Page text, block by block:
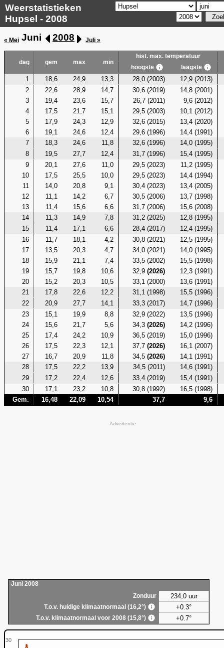
Weerstatistieken
Hupsel - 2008
« Mei Juni 2008 Juli »
dag gem max min
hist. max. temperatuur
hoogste
laagste
1 18,6 24,9 13,3 28,0 (2003)
12,9 (2013)
2
22,6 28,9 14,7 30,6 (2019)
14,8 (2001)
3
19,4 23,6 15,7 26,7 (2011)
9,6 (2012)
4
17,5 21,7 15,1 29,5 (2003)
10,1 (2012)
5
17,9 24,3 12,9 32,6 (2015)
13,4 (2020)
6
19,1 24,6 12,4 29,6 (1996)
14,4 (1991)
7
18,3 24,6 11,8 32,6 (1996)
14,0 (1995)
8
19,5 27,7 12,4 31,7 (1996)
15,4 (1995)
9
20,1 27,6 11,0 29,5 (2023)
11,2 (1995)
10
17,5 25,5 10,0 29,5 (2023)
14,4 (1994)
11
14,0 20,8 9,1 30,4 (2023)
13,4 (2005)
12
11,1 14,2 6,7 30,5 (2006)
13,7 (1998)
13
11,4 15,6 6,6 31,7 (2006)
15,6 (2008)
14
11,3 14,9 7,8 31,2 (2025)
12,8 (1995)
15
11,4 17,1 6,6 28,4 (2017)
12,4 (1995)
16
11,7 18,1 4,2 30,8 (2021)
12,5 (1995)
17
13,5 20,3 4,7 34,0 (2021)
14,0 (1995)
18
15,9 21,1 7,4 33,5 (2002)
15,5 (1998)
19
15,7 19,8 10,6 32,9(2026)
12,3 (1991)
20
15,2 20,3 10,5 33,1 (2000)
13,6 (1991)
21
17,8 22,6 12,2 31,1 (1998)
15,5 (1996)
22
20,9 27,7 14,1 33,3 (2017)
14,7 (1996)
23
15,1 19,9 8,8 32,9 (2022)
13,5 (1996)
24
15,6 21,7 5,6 34,3(2026)
14,2 (1996)
25
17,4 24,2 10,9 36,5 (2019)
15,0 (1996)
26
17,5 22,3 12,1 37,7(2026)
16,1 (2007)
27
16,7 20,9 11,8 34,5(2026)
14,1 (1991)
28
17,5 22,2 13,9 34,5 (2011)
14,6 (1991)
29
17,2 22,4 12,6 33,4 (2019)
15,4 (1991)
30
17,1 23,2 10,8 30,8 (1992)
16,5 (1998)
Gem.
16,48 22,09 10,54 37,7 9,6
Advertentie
Juni 2008
Zonduur
234,0 uur
T.o.v. huidige klimaatnormaal (16,2°) +0.3°
T.o.v. klimaatnormaal voor 2008 (15,8°) +0.7°
30